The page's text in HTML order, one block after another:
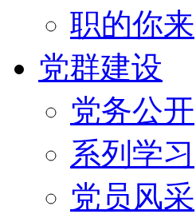
职的你来
党群建设
党务公开
系列学习
党员风采